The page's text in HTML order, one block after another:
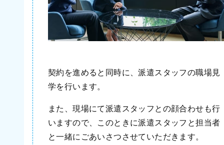
契約を進めると同時に、派遣スタッフの職場見
学を行います。
また、現場にて派遣スタッフとの顔合わせも行
いますので、このときに派遣スタッフと担当者
と一緒にごあいさつさせていただきます。